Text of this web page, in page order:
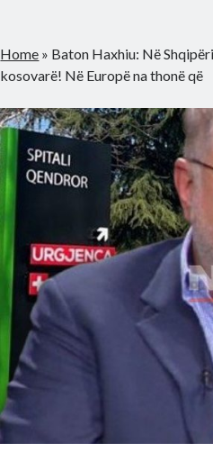
Home » Baton Haxhiu: Në
kosovarë! Në Europë na thonë që